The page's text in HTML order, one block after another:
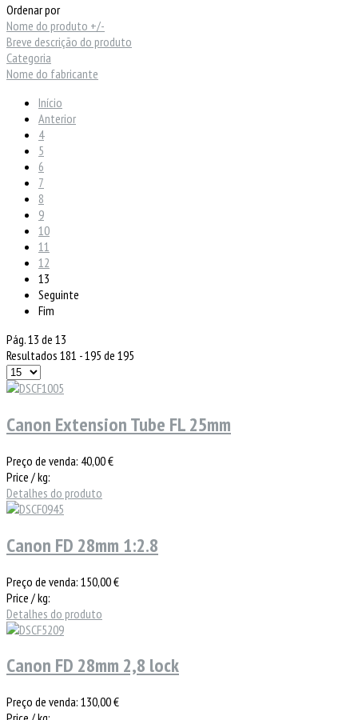
Ordenar por
Nome do produto +/-
Breve descrição do produto
Categoria
Nome do fabricante
Início
Anterior
4
5
6
7
8
9
10
11
12
13
Seguinte
Fim
Pág. 13 de 13
Resultados 181 - 195 de 195
Canon Extension Tube FL 25mm
Preço de venda: 40,00 €
Price / kg:
Detalhes do produto
Canon FD 28mm 1:2.8
Preço de venda: 150,00 €
Price / kg:
Detalhes do produto
Canon FD 28mm 2,8 lock
Preço de venda: 130,00 €